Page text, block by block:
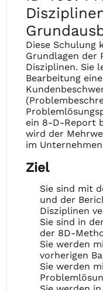
Diese Schulung
Grundlagen der
Disziplinen. Sie
Bearbeitung
ein 8-D-Report
wird der
im
Ziel
Sie sind mit
und der
Disziplinen
Sie sind in
der 8D-
Sie werden
vorherigen
Sie werden